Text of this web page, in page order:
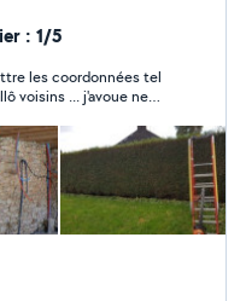
: 1/5
les coordonnées tel
voisins ... j'avoue ne